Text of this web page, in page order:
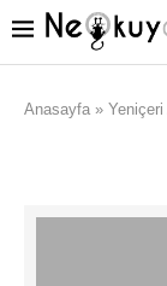
Anasayfa » Yeniçeri